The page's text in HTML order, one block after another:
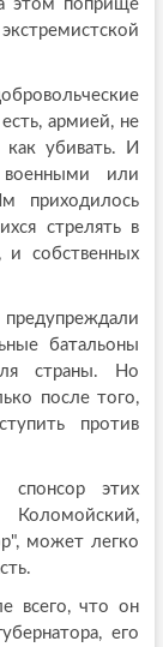
этом поприще
армией, не
убивать. И
или
приходилось
стрелять в
собственных
батальоны
страны. Но
после того,
против
спонсор этих
может легко
всего, что он
его